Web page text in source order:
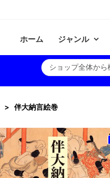
ホーム ジャンル
伴大納言絵巻